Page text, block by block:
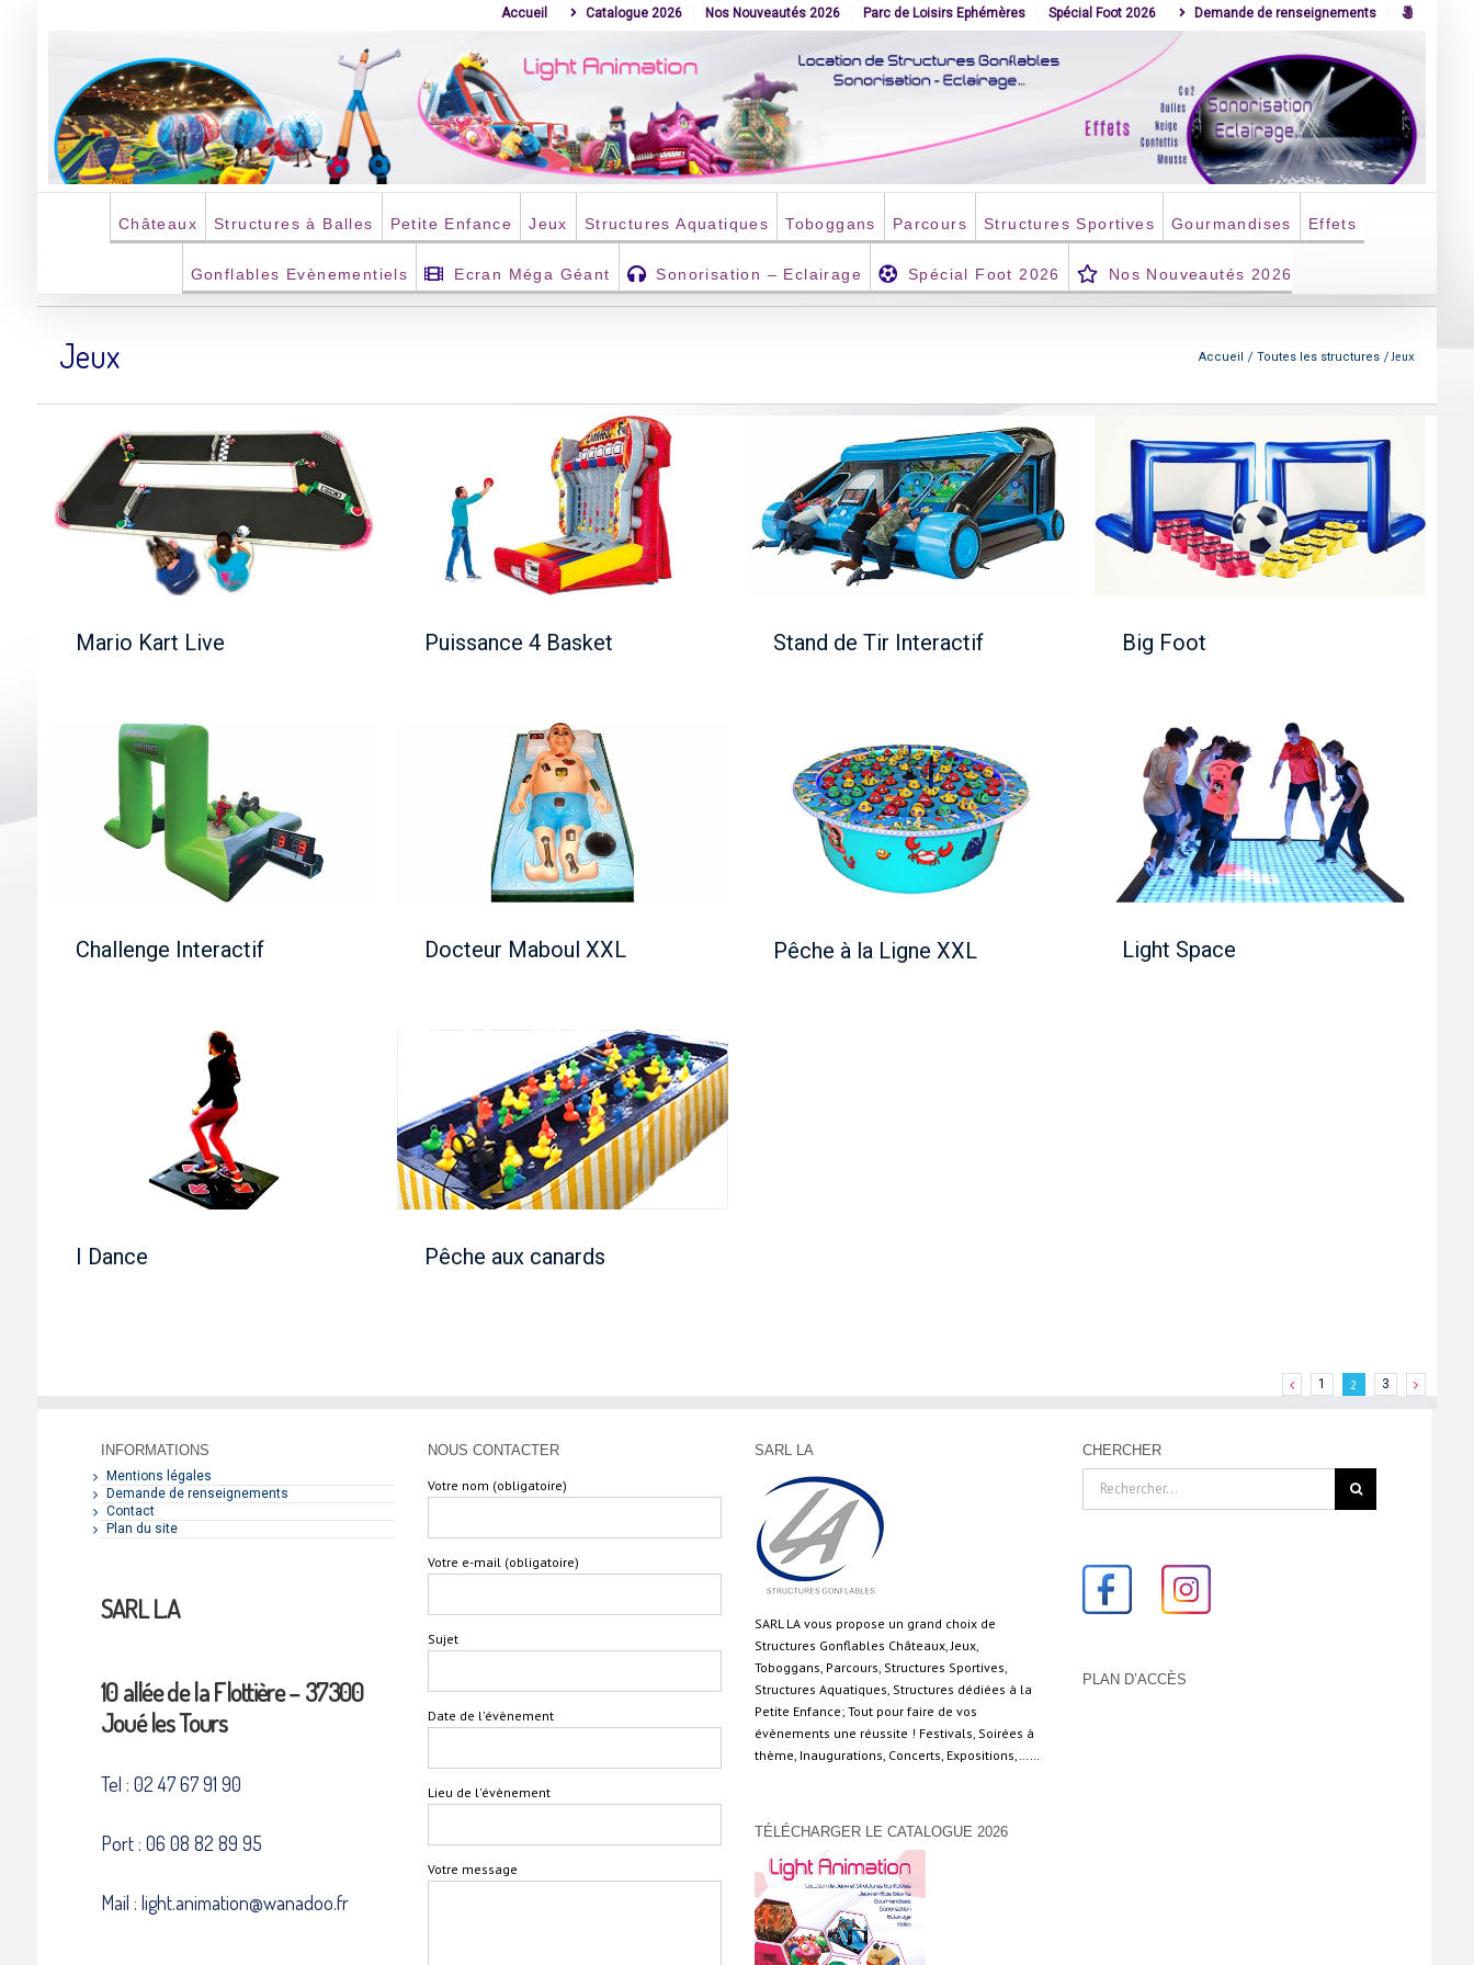
Accueil Catalogue 2026 Nos Nouveautés 2026 Parc de Loisirs Ephémères Spécial Foot 2026 Demande de renseignements
Châteaux Structures à Balles Petite Enfance Jeux Structures Aquatiques Toboggans Parcours Structures Sportives Gourmandises Effets
Gonflables Evènementiels Ecran Méga Géant Sonorisation – Eclairage Spécial Foot 2026 Nos Nouveautés 2026
Jeux Accueil Toutes les structures Jeux
Mario Kart Live
Puissance 4 Basket
Puissance 4 Basket
Stand de Tir Interactif
Stand de Tir Interactif
Big Foot
Big Foot
Challenge Interactif
Docteur Maboul XXL
Docteur Maboul XXL
Pêche à la Ligne XXL
Pêche à la Ligne XXL
Light Space
Light Space
I Dance
Pêche aux canards
Pêche aux canards
1 2 3
INFORMATIONS
Mentions légales
Demande de renseignements
Contact
Plan du site
SARL L.A
10 allée de la Flottière – 37300
Joué les Tours
Tel : 02 47 67 91 90
Port : 06 08 82 89 95
Mail : light.animation@wanadoo.fr
NOUS CONTACTER
Votre nom (obligatoire)
Votre e-mail (obligatoire)
Sujet
Date de l'évènement
Lieu de l'évènement
Votre message
SARL LA
SARL LA vous propose un grand choix de
Structures Gonflables Châteaux, Jeux,
Toboggans, Parcours, Structures Sportives,
Structures Aquatiques, Structures dédiées à la
Petite Enfance; Tout pour faire de vos
évènements une réussite ! Festivals, Soirées à
thème, Inaugurations, Concerts, Expositions,……
TÉLÉCHARGER LE CATALOGUE 2026
CHERCHER
PLAN D’ACCÈS